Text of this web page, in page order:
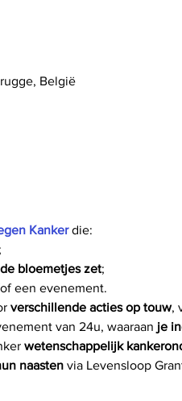
België
Kanker die:
bloemetjes zet;
een evenement.
verschillende acties op touw,
van 24u, waaraan je
wetenschappelijk
naasten via Levensloop